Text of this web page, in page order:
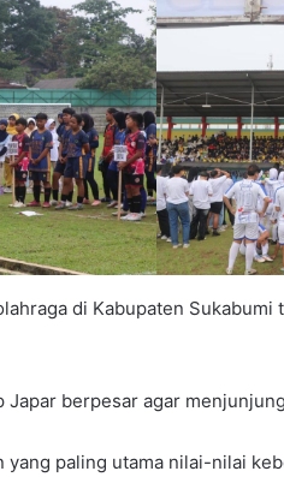
di Kabupaten Sukabumi
Japar berpesar agar
yang paling utama nilai-nilai